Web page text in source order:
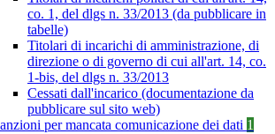
co. 1, del dlgs n. 33/2013 (da pubblicare in
tabelle)
Titolari di incarichi di amministrazione, di
direzione o di governo di cui all'art. 14, co.
1-bis, del dlgs n. 33/2013
Cessati dall'incarico (documentazione da
pubblicare sul sito web)
per mancata comunicazione dei dati 1